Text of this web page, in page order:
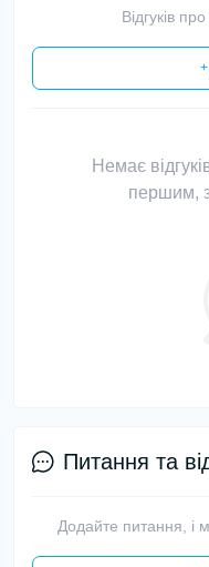
Відгуків
Немає
першим,
Питання та
Додайте питання, і